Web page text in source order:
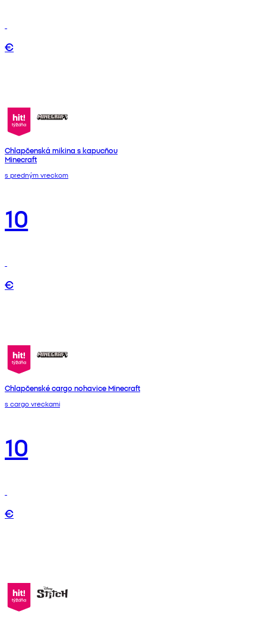
€
Chlapčenská mikina s kapucňou
Minecraft
s predným vreckom
10
€
Chlapčenské cargo nohavice Minecraft
s cargo vreckami
10
€